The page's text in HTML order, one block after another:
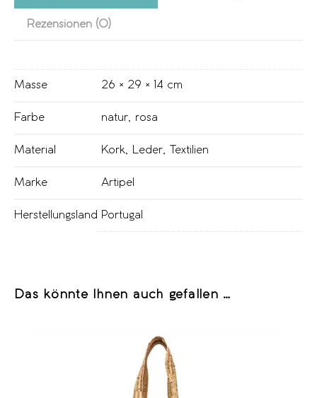
Rezensionen (0)
Masse 26 × 29 × 14 cm
Farbe natur, rosa
Material Kork, Leder, Textilien
Marke Artipel
Herstellungsland Portugal
Das könnte Ihnen auch gefallen …